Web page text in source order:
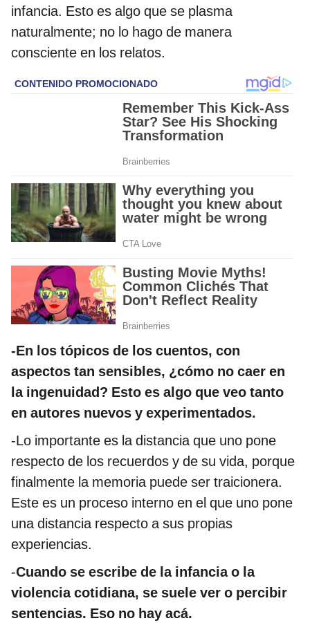
infancia. Esto es algo que se plasma
naturalmente; no lo hago de manera
consciente en los relatos.
-En los tópicos de los cuentos, con
aspectos tan sensibles, ¿cómo no caer en
la ingenuidad? Esto es algo que veo tanto
en autores nuevos y experimentados.
-Lo importante es la distancia que uno pone
respecto de los recuerdos y de su vida, porque
finalmente la memoria puede ser traicionera.
Este es un proceso interno en el que uno pone
una distancia respecto a sus propias
experiencias.
-Cuando se escribe de la infancia o la
violencia cotidiana, se suele ver o percibir
sentencias. Eso no hay acá.